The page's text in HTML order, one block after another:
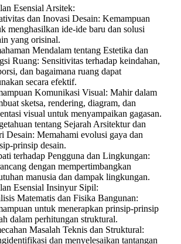
Esensial Arsitek:
dan Inovasi Desain: Kemampuan
menghasilkan ide-ide baru dan solusi
yang orisinal.
Mendalam tentang Estetika dan
Ruang: Sensitivitas terhadap keindahan,
dan bagaimana ruang dapat
secara efektif.
Komunikasi Visual: Mahir dalam
sketsa, rendering, diagram, dan
visual untuk menyampaikan gagasan.
tentang Sejarah Arsitektur dan
Desain: Memahami evolusi gaya dan
prinsip desain.
terhadap Pengguna dan Lingkungan:
dengan mempertimbangkan
manusia dan dampak lingkungan.
Esensial Insinyur Sipil:
Matematis dan Fisika Bangunan:
untuk menerapkan prinsip-prinsip
dalam perhitungan struktural.
Masalah Teknis dan Struktural:
dan menyelesaikan tantangan